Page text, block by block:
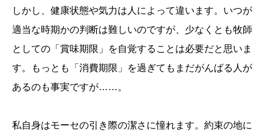
しかし、健康状態や気力は人によって違います。いつが
適当な時期かの判断は難しいのですが、少なくとも牧師
としての「賞味期限」を自覚することは必要だと思いま
す。もっとも「消費期限」を過ぎてもまだがんばる人が
あるのも事実ですが……。
私自身はモーセの引き際の潔さに憧れます。約束の地に